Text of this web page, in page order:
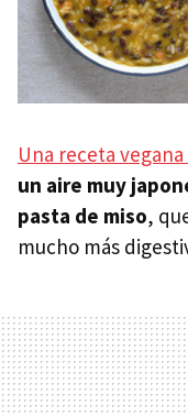
Una receta
un aire muy
pasta de miso,
mucho más